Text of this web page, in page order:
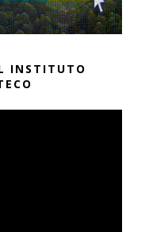
INSTITUTO